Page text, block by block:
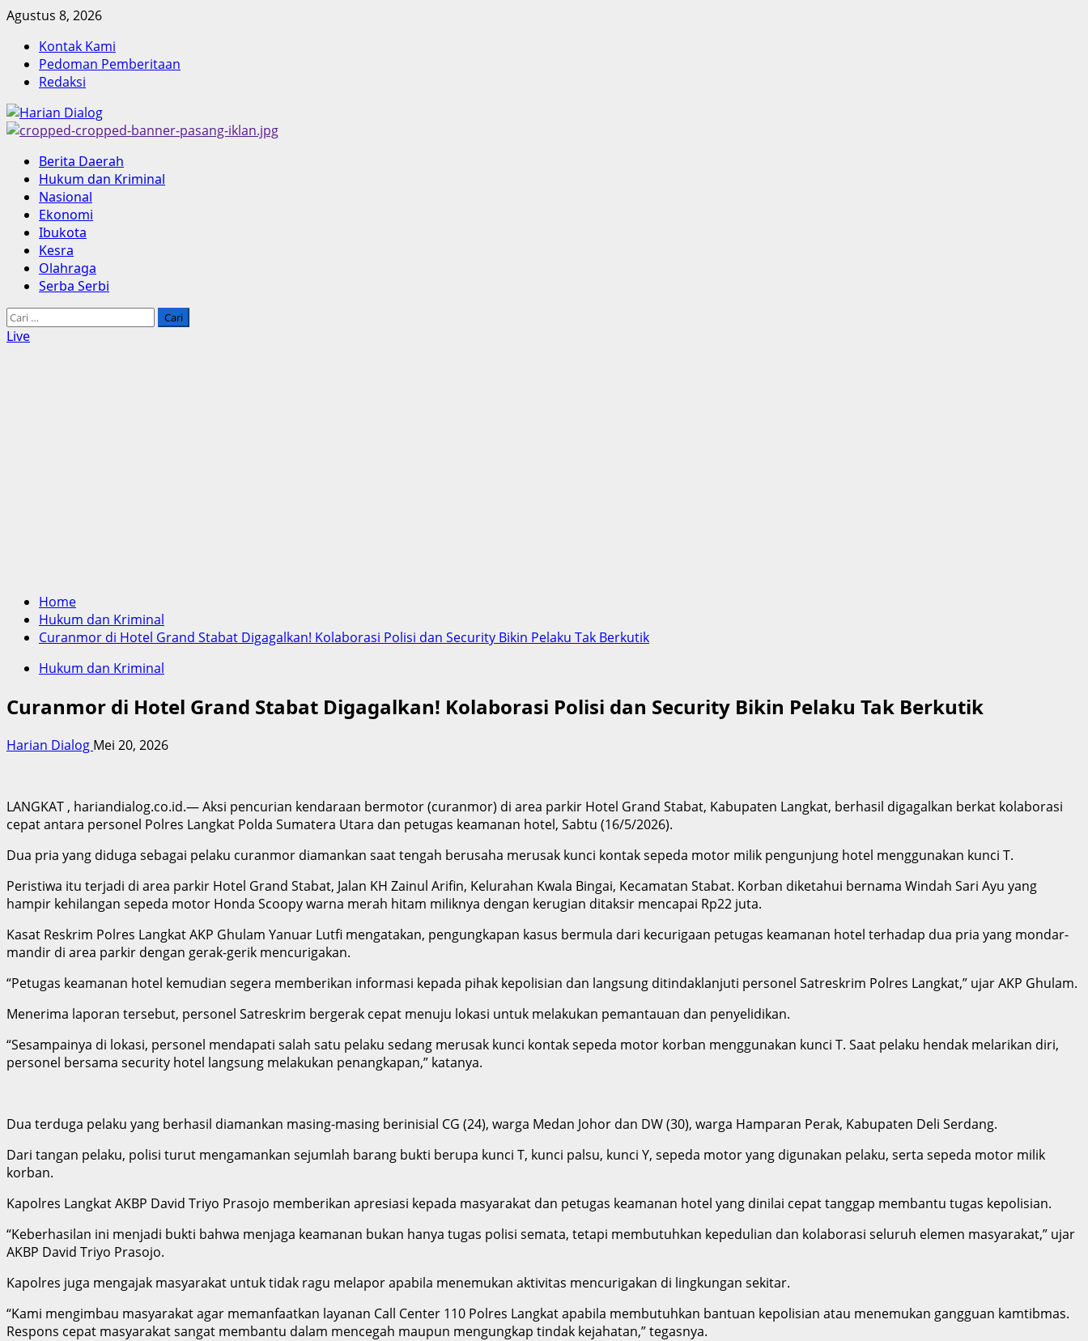
Skip
content
Agustus 8, 2026
Kontak Kami
Pedoman Pemberitaan
Redaksi
Primary
Menu
Berita Daerah
Hukum dan Kriminal
Nasional
Ekonomi
Ibukota
Kesra
Olahraga
Serba Serbi
Cari
untuk:
Live
Home
Hukum dan Kriminal
Curanmor di Hotel Grand Stabat Digagalkan! Kolaborasi Polisi dan Security Bikin Pelaku Tak Berkutik
Hukum dan Kriminal
Curanmor di Hotel Grand Stabat Digagalkan! Kolaborasi Polisi dan Security Bikin Pelaku Tak Berkutik
Harian Dialog Mei 20, 2026
LANGKAT , hariandialog.co.id.— Aksi pencurian kendaraan bermotor (curanmor) di area parkir Hotel Grand Stabat, Kabupaten Langkat, berhasil digagalkan berkat kolaborasi
cepat antara personel Polres Langkat Polda Sumatera Utara dan petugas keamanan hotel, Sabtu (16/5/2026).
Dua pria yang diduga sebagai pelaku curanmor diamankan saat tengah berusaha merusak kunci kontak sepeda motor milik pengunjung hotel menggunakan kunci T.
Peristiwa itu terjadi di area parkir Hotel Grand Stabat, Jalan KH Zainul Arifin, Kelurahan Kwala Bingai, Kecamatan Stabat. Korban diketahui bernama Windah Sari Ayu yang
hampir kehilangan sepeda motor Honda Scoopy warna merah hitam miliknya dengan kerugian ditaksir mencapai Rp22 juta.
Kasat Reskrim Polres Langkat AKP Ghulam Yanuar Lutfi mengatakan, pengungkapan kasus bermula dari kecurigaan petugas keamanan hotel terhadap dua pria yang mondar-
mandir di area parkir dengan gerak-gerik mencurigakan.
“Petugas keamanan hotel kemudian segera memberikan informasi kepada pihak kepolisian dan langsung ditindaklanjuti personel Satreskrim Polres Langkat,” ujar AKP Ghulam.
Menerima laporan tersebut, personel Satreskrim bergerak cepat menuju lokasi untuk melakukan pemantauan dan penyelidikan.
“Sesampainya di lokasi, personel mendapati salah satu pelaku sedang merusak kunci kontak sepeda motor korban menggunakan kunci T. Saat pelaku hendak melarikan diri,
personel bersama security hotel langsung melakukan penangkapan,” katanya.
Dua terduga pelaku yang berhasil diamankan masing-masing berinisial CG (24), warga Medan Johor dan DW (30), warga Hamparan Perak, Kabupaten Deli Serdang.
Dari tangan pelaku, polisi turut mengamankan sejumlah barang bukti berupa kunci T, kunci palsu, kunci Y, sepeda motor yang digunakan pelaku, serta sepeda motor milik
korban.
Kapolres Langkat AKBP David Triyo Prasojo memberikan apresiasi kepada masyarakat dan petugas keamanan hotel yang dinilai cepat tanggap membantu tugas kepolisian.
“Keberhasilan ini menjadi bukti bahwa menjaga keamanan bukan hanya tugas polisi semata, tetapi membutuhkan kepedulian dan kolaborasi seluruh elemen masyarakat,” ujar
AKBP David Triyo Prasojo.
Kapolres juga mengajak masyarakat untuk tidak ragu melapor apabila menemukan aktivitas mencurigakan di lingkungan sekitar.
“Kami mengimbau masyarakat agar memanfaatkan layanan Call Center 110 Polres Langkat apabila membutuhkan bantuan kepolisian atau menemukan gangguan kamtibmas.
Respons cepat masyarakat sangat membantu dalam mencegah maupun mengungkap tindak kejahatan,” tegasnya.